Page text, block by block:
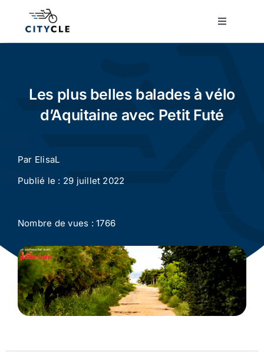
Toggle
Cyclisme urbain
Actualité
Ecologie
Les plus belles balades à vélo
d’Aquitaine avec Petit Futé
Par ElisaL
Publié le : 29 juillet 2022
Nombre de vues : 1766